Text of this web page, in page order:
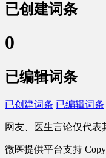
已创建词条
0
已编辑词条
已创建词条 已编辑词条
网友、医生言论仅代
微医提供平台支持